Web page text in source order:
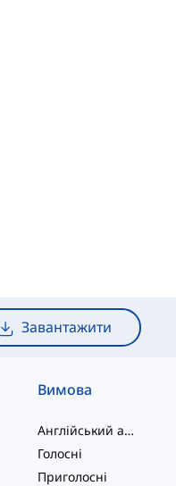
Завантажити
Вимова
Англійський алфавіт
Голосні
Приголосні